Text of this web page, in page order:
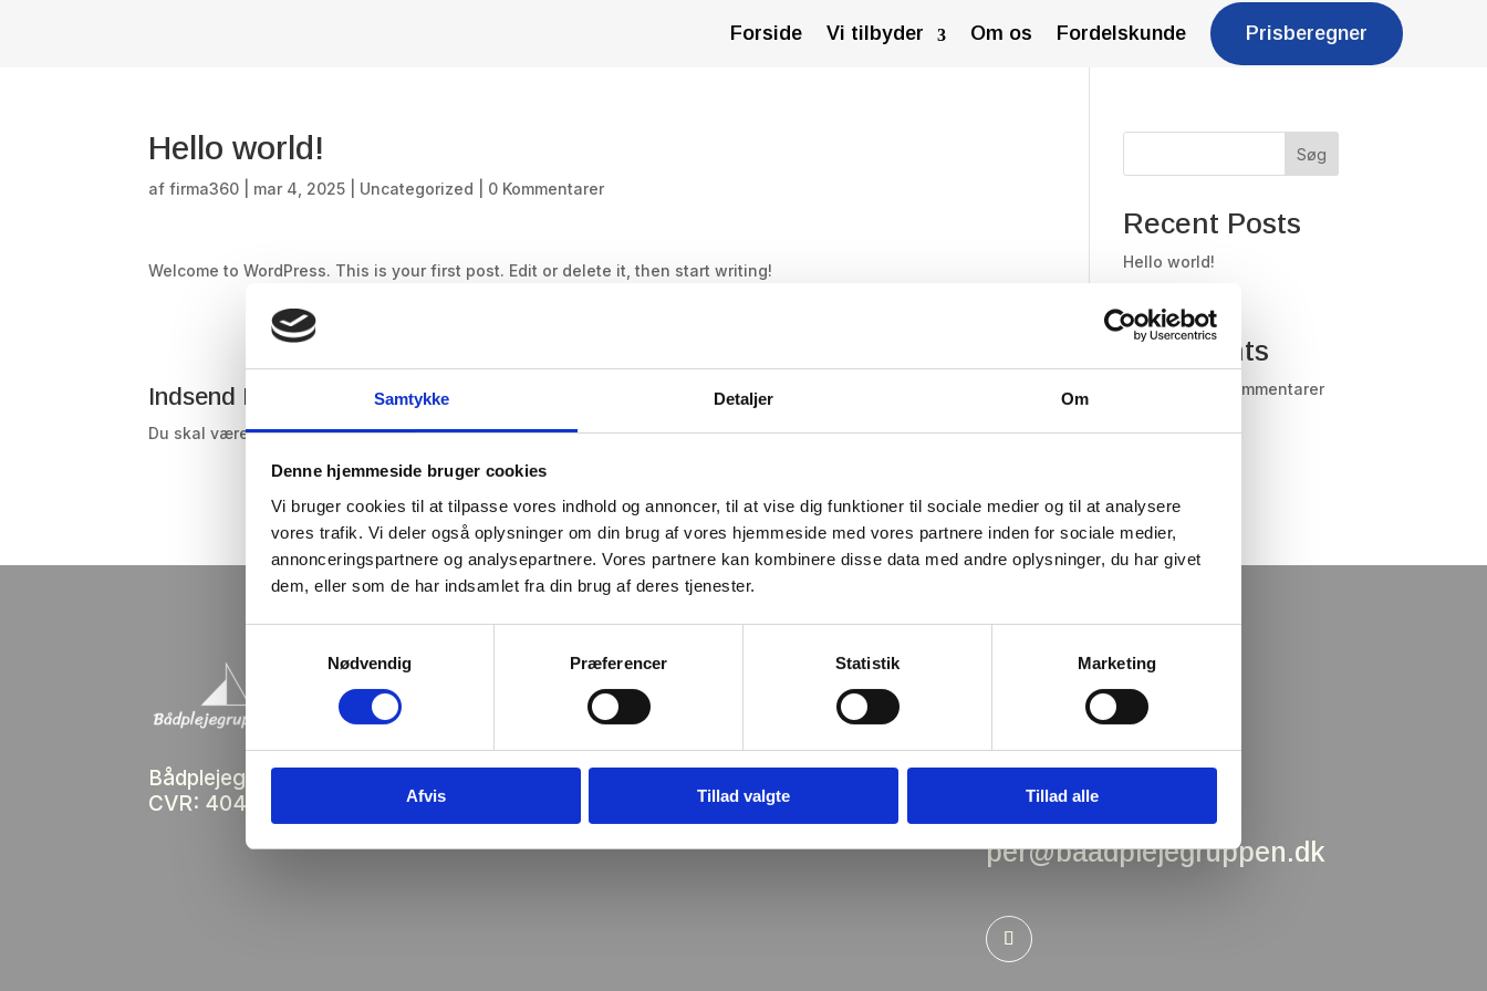
Samtykke Detaljer Om
Denne hjemmeside bruger cookies
Vi bruger cookies til at tilpasse vores indhold og annoncer, til at vise dig funktioner til sociale medier og til at analysere
vores trafik. Vi deler også oplysninger om din brug af vores hjemmeside med vores partnere inden for sociale medier,
annonceringspartnere og analysepartnere. Vores partnere kan kombinere disse data med andre oplysninger, du har givet
dem, eller som de har indsamlet fra din brug af deres tjenester.
Nødvendig
Præferencer Statistik Marketing
Afvis Tillad valgte Tillad alle
Forside Vi tilbyder Om os Fordelskunde Prisberegner
Hello world!
affirma360 mar 4, 2025 Uncategorized 0 Kommentarer
Welcome to WordPress. This is your first post. Edit or delete it, then start writing!
Indsend Kommentar
Du skal værelogget indfor at skrive en kommentar.
Søg
Recent Posts
Hello world!
Recent
Comments
Der er ingen kommentarer
Bådplejegruppen ApS
CVR: 40433732
Telefonnummer:
+45 61 72 99 08
E-mail
per@baadplejegruppen.dk